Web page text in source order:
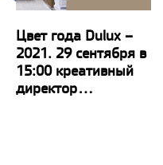
Цвет года Dulux –
2021. 29 сентября в
15:00 креативный
директор...